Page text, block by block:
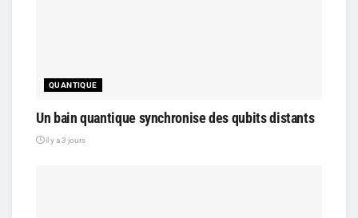
QUANTIQUE
Un bain quantique synchronise des qubits distants
il y a 3 jours